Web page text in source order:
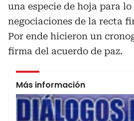
una especie de hoja para
negociaciones de la recta
Por ende hicieron un
firma del acuerdo de paz.
Más información